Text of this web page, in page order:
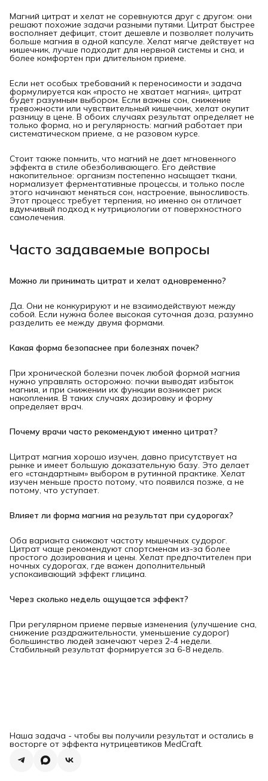
Магний цитрат и хелат не соревнуются друг с другом: они
решают похожие задачи разными путями. Цитрат быстрее
восполняет дефицит, стоит дешевле и позволяет получить
больше магния в одной капсуле. Хелат мягче действует на
кишечник, лучше подходит для нервной системы и сна, и
более комфортен при длительном приеме.
Если нет особых требований к переносимости и задача
формулируется как «просто не хватает магния», цитрат
будет разумным выбором. Если важны сон, снижение
тревожности или чувствительный кишечник, хелат окупит
разницу в цене. В обоих случаях результат определяет не
только форма, но и регулярность: магний работает при
систематическом приеме, а не разовом курсе.
Стоит также помнить, что магний не дает мгновенного
эффекта в стиле обезболивающего. Его действие
накопительное: организм постепенно насыщает ткани,
нормализует ферментативные процессы, и только после
этого начинают меняться сон, настроение, выносливость.
Этот процесс требует терпения, но именно он отличает
вдумчивый подход к нутрициологии от поверхностного
самолечения.
Часто задаваемые вопросы
Можно ли принимать цитрат и хелат одновременно?
Да. Они не конкурируют и не взаимодействуют между
собой. Если нужна более высокая суточная доза, разумно
разделить ее между двумя формами.
Какая форма безопаснее при болезнях почек?
При хронической болезни почек любой формой магния
нужно управлять осторожно: почки выводят избыток
магния, и при снижении их функции возникает риск
накопления. В таких случаях дозировку и форму
определяет врач.
Почему врачи часто рекомендуют именно цитрат?
Цитрат магния хорошо изучен, давно присутствует на
рынке и имеет большую доказательную базу. Это делает
его «стандартным» выбором в рутинной практике. Хелат
изучен меньше просто потому, что появился позже, а не
потому, что уступает.
Влияет ли форма магния на результат при судорогах?
Оба варианта снижают частоту мышечных судорог.
Цитрат чаще рекомендуют спортсменам из-за более
простого дозирования и цены. Хелат предпочтителен при
ночных судорогах, где важен дополнительный
успокаивающий эффект глицина.
Через сколько недель ощущается эффект?
При регулярном приеме первые изменения (улучшение сна,
снижение раздражительности, уменьшение судорог)
большинство людей замечают через 2-4 недели.
Стабильный результат формируется за 6-8 недель.
Наша задача - чтобы вы получили результат и остались в
восторге от эффекта нутрицевтиков MedCraft.